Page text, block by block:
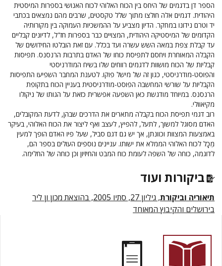
הספר דן בדגמים של היחס בין הכוח האלוהי לכוח האנושי בספרות המיסטית
היהודית. דגמים אלה חולצו מתוך שלל טקסטים, שרבים מהם נמצאים בכתבי
יד וטרם נידונו במחקר. הדיון מצביע על ההמשכיות העמוקה בין מקורותיה
הקדומים של המיסטיקה היהודית, המצויים כבר בספרות חז"ל, לדיונים קבליים
עד קבלת צפת במאה השש עשרה ועד בכלל. עם זאת הובלטו החידושים של
הקבלה המאוחרת ויחסם לתפיסת כוחו של האדם בתרבות הרנסנס. תפיסות
קבליות של הכוח מושוות לדגמים רווחים שלו בשיח המודרניסטי
והפוסט-מודרניסטי, כגון זה של מישל פוקו. לטענת המחבר השפיעו התפיסות
הקבליות על שורשי המחשבה הפוסט-מודרניסטית בעניין הכוח בתקופת
הרנסנס. במיוחד מודגשת כאן השפעה אפשרית כזאת על הגותו של ניקולו
מקיאוולי.
רוב דגמי תפיסת הכוח בקבלה מתארים את הדרכים שבהן, לדעת המקובלים,
האדם מסוגל למשוך, לתעל, להפיץ, לעצב ואף ליצור את הכוח האלוהי, בעיקר
באמצעות המצוות וכוונתן, אך יש גם דגם סביל, שעל פיו האדם הופך למעין
מְכָל לכוח האלוהי הממלא את ישותו. עניינים נוספים העולים בספר הם,
לדוגמה, כוחה של השפה לעומת כוח המבט והחיזיון וכן כוחה של החלימה.
ביקורות ועוד
תיאוריה וביקורת
, גיליון 27, סתיו 2005, בהוצאת מכון ון ליר
בירושלים והקיבוץ המאוחד